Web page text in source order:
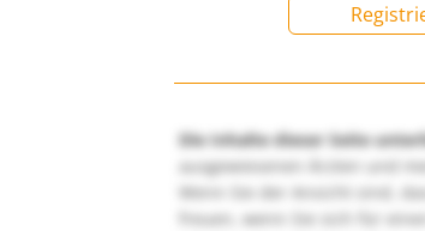
Die Inhalte dieser Seite
ausgewiesenen Ärzten und
Wenn Sie der Ansicht sind,
freuen, wenn Sie sich für